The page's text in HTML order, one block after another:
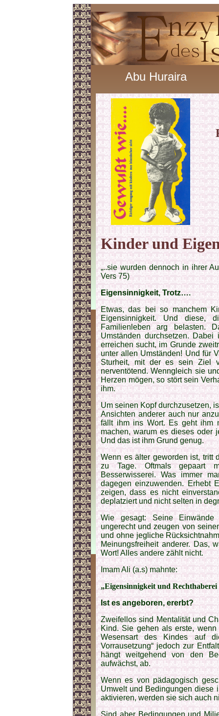
Abu Huraira
Kinder und
„..sie wurden dennoch in ihrer
Vers 75)
Eigensinnigkeit, Trotz….
Etwas, das bei so manchem
Eigensinnigkeit. Und diese,
Familienleben arg belasten.
Umständen durchsetzen.
erreichen sucht, im Grunde
unter allen Umständen! Und für
Sturheit, mit der es sein Ziel
nerventötend. Wenngleich sie
Herzen mögen, so stört sein
ihm.
Um seinen Kopf durchzusetzen,
Ansichten anderer auch nur
fällt ihm ins Wort. Es geht ihm
machen, warum es dieses oder
Und das ist ihm Grund genug.
Wenn es älter geworden ist, tritt
zu Tage. Oftmals gepaart
Besserwisserei. Was immer
dagegen einzuwenden. Erhebt
zeigen, dass es nicht
deplatziert und nicht selten in
Wie gesagt: Seine Einwände
ungerecht und zeugen von
und ohne jegliche
Meinungsfreiheit anderer. Das,
Wort! Alles andere zählt nicht.
Imam Ali (a.s) mahnte:
„Eigensinnigkeit und
Ist es angeboren, ererbt?
Zweifellos sind Mentalität und
Kind. Sie gehen als erste,
Wesensart des Kindes auf
Vorrausetzung“ jedoch zur
hängt weitgehend von den
aufwächst, ab.
Wenn es von pädagogisch
Umwelt und Bedingungen diese
aktivieren, werden sie sich auch